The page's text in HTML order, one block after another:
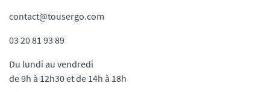
contact@tousergo.com
03 20 81 93 89
Du lundi au vendredi
de 9h à 12h30 et de 14h à 18h